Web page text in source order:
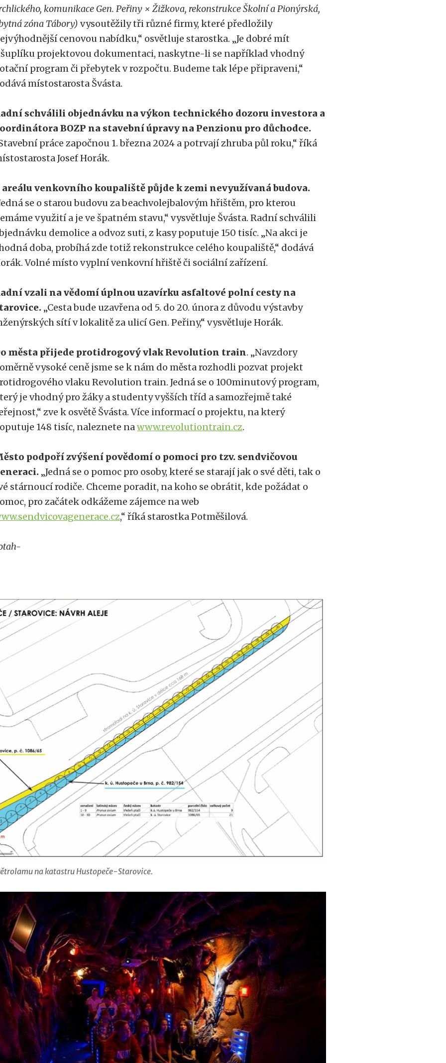
komunikace Gen. Peřiny × Žižkova, rekonstrukce Školní a Pionýrská,
zóna Tábory)vysoutěžily tři různé firmy, které předložily
cenovou nabídku,“ osvětluje starostka. „Je dobré mít
projektovou dokumentaci, naskytne-li se například vhodný
program či přebytek v rozpočtu. Budeme tak lépe připraveni,“
místostarosta Švásta.
schválili objednávku na výkon technického dozoru investora a
BOZP na stavební úpravy na Penzionu pro důchodce.
práce započnou 1. března 2024 a potrvají zhruba půl roku,“ říká
Josef Horák.
areálu venkovního koupaliště půjde k zemi nevyužívaná budova.
se o starou budovu za beachvolejbalovým hřištěm, pro kterou
využití a je ve špatném stavu,“ vysvětluje Švásta. Radní schválili
demolice a odvoz suti, z kasy poputuje 150 tisíc. „Na akci je
doba, probíhá zde totiž rekonstrukce celého koupaliště,“ dodává
Volné místo vyplní venkovní hřiště či sociální zařízení.
vzali na vědomí úplnou uzavírku asfaltové polní cesty na
„Cesta bude uzavřena od 5. do 20. února z důvodu výstavby
sítí v lokalitě za ulicí Gen. Peřiny,“ vysvětluje Horák.
města přijede protidrogový vlak Revolution train. „Navzdory
vysoké ceně jsme se k nám do města rozhodli pozvat projekt
vlaku Revolution train. Jedná se o 100minutový program,
je vhodný pro žáky a studenty vyšších tříd a samozřejmě také
zve k osvětě Švásta. Více informací o projektu, na který
148 tisíc, naleznete nawww.revolutiontrain.cz.
podpoří zvýšení povědomí o pomoci pro tzv. sendvičovou
„Jedná se o pomoc pro osoby, které se starají jak o své děti, tak o
stárnoucí rodiče. Chceme poradit, na koho se obrátit, kde požádat o
pro začátek odkážeme zájemce na web
,“ říká starostka Potměšilová.
na katastru Hustopeče-Starovice.